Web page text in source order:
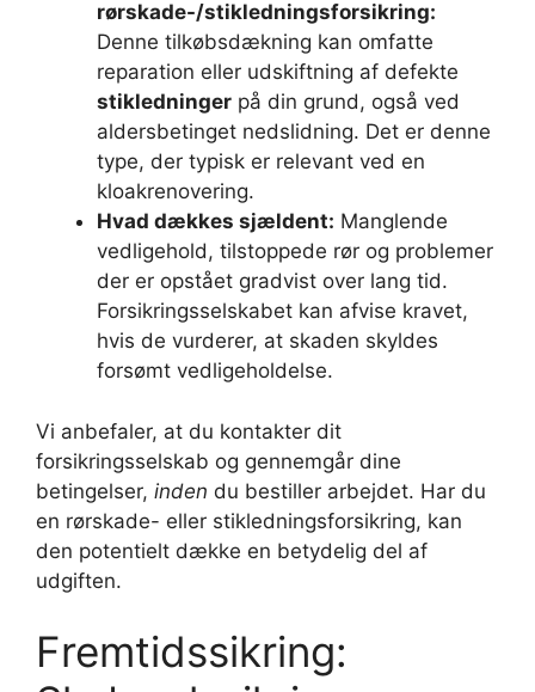
rørskade-/stikledningsforsikring:
Denne tilkøbsdækning kan omfatte
reparation eller udskiftning af defekte
stikledninger på din grund, også ved
aldersbetinget nedslidning. Det er denne
type, der typisk er relevant ved en
kloakrenovering.
Hvad dækkes sjældent: Manglende
vedligehold, tilstoppede rør og problemer
der er opstået gradvist over lang tid.
Forsikringsselskabet kan afvise kravet,
hvis de vurderer, at skaden skyldes
forsømt vedligeholdelse.
Vi anbefaler, at du kontakter dit
forsikringsselskab og gennemgår dine
betingelser, inden du bestiller arbejdet. Har du
en rørskade- eller stikledningsforsikring, kan
den potentielt dække en betydelig del af
udgiften.
Fremtidssikring: